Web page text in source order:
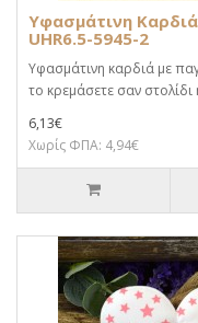
Υφασμάτινη
UHR6.5-5945-2
Υφασμάτινη καρδιά με
το κρεμάσετε σαν στολίδι
6,13€
Χωρίς ΦΠΑ: 4,94€